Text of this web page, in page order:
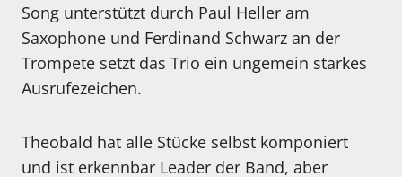
Song unterstützt durch Paul Heller am
Saxophone und Ferdinand Schwarz an der
Trompete setzt das Trio ein ungemein starkes
Ausrufezeichen.
Theobald hat alle Stücke selbst komponiert
und ist erkennbar Leader der Band, aber